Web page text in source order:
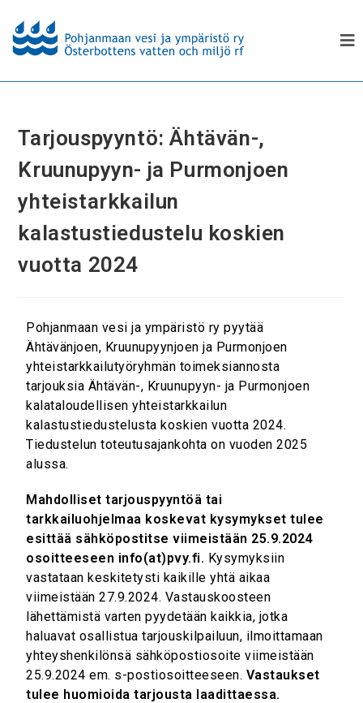
Tarjouspyyntö: Ähtävän-,
Kruunupyyn- ja Purmonjoen
yhteistarkkailun
kalastustiedustelu koskien
vuotta 2024
Pohjanmaan vesi ja ympäristö ry pyytää
Ähtävänjoen, Kruunupyynjoen ja Purmonjoen
yhteistarkkailutyöryhmän toimeksiannosta
tarjouksia Ähtävän-, Kruunupyyn- ja Purmonjoen
kalataloudellisen yhteistarkkailun
kalastustiedustelusta koskien vuotta 2024.
Tiedustelun toteutusajankohta on vuoden 2025
alussa.
Mahdolliset tarjouspyyntöä tai
tarkkailuohjelmaa koskevat kysymykset tulee
esittää sähköpostitse viimeistään 25.9.2024
osoitteeseen info(at)pvy.fi. Kysymyksiin
vastataan keskitetysti kaikille yhtä aikaa
viimeistään 27.9.2024. Vastauskoosteen
lähettämistä varten pyydetään kaikkia, jotka
haluavat osallistua tarjouskilpailuun, ilmoittamaan
yhteyshenkilönsä sähköpostiosoite viimeistään
25.9.2024 em. s-postiosoitteeseen. Vastaukset
tulee huomioida tarjousta laadittaessa.